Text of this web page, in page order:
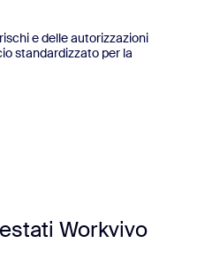
e delle autorizzazioni
standardizzato per la
Workvivo